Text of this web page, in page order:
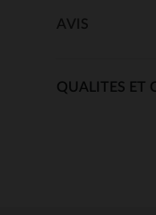
AVIS
QUALITES ET